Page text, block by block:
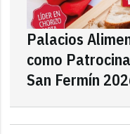
Palacios
como
San Fermín